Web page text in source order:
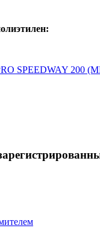
SPEEDWAY 200